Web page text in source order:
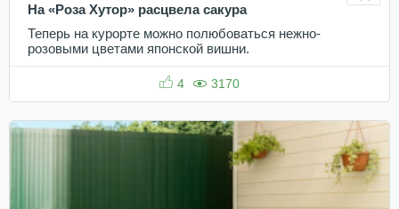
На «Роза Хутор» расцвела сакура
Теперь на курорте можно полюбоваться нежно-
розовыми цветами японской вишни.
4 3170